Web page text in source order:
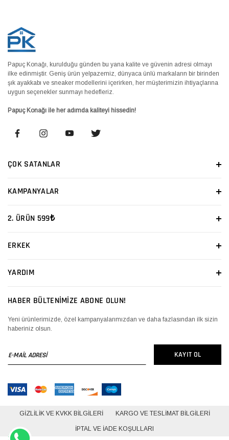
Papuç Konağı, kurulduğu günden bu yana kalite ve güvenin adresi olmayı
ilke edinmiştir. Geniş ürün yelpazemiz, dünyaca ünlü markaların bir birinden
şık ayakkabı ve sneaker modellerini içerirken, her müşterimizin ihtiyaçlarına
uygun seçenekler sunmayı hedefleriz.
Papuç Konağı ile her adımda kaliteyi hissedin!
ÇOK SATANLAR
KAMPANYALAR
2. ÜRÜN 599₺
ERKEK
YARDIM
HABER BÜLTENİMİZE ABONE OLUN!
Yeni ürünlerimizde, özel kampanyalarımızdan ve daha fazlasından ilk sizin
haberiniz olsun.
MAİL
KAYIT OL
GIZLILIK VE KVKK BILGILERI KARGO VE TESLIMAT BILGILERI
İPTAL VE İADE KOŞULLARI